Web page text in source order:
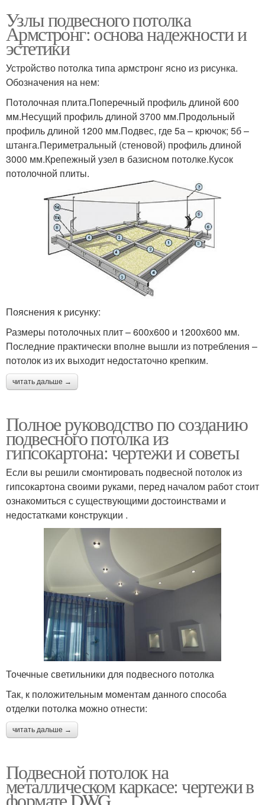
Узлы подвесного потолка
Армстронг: основа надежности и
эстетики
Устройство потолка типа армстронг ясно из рисунка.
Обозначения на нем:
Потолочная плита.Поперечный профиль длиной 600
мм.Несущий профиль длиной 3700 мм.Продольный
профиль длиной 1200 мм.Подвес, где 5а – крючок; 5б –
штанга.Периметральный (стеновой) профиль длиной
3000 мм.Крепежный узел в базисном потолке.Кусок
потолочной плиты.
Пояснения к рисунку:
Размеры потолочных плит – 600х600 и 1200х600 мм.
Последние практически вполне вышли из потребления –
потолок из их выходит недостаточно крепким.
читать дальше →
Полное руководство по созданию
подвесного потолка из
гипсокартона: чертежи и советы
Если вы решили смонтировать подвесной потолок из
гипсокартона своими руками, перед началом работ стоит
ознакомиться с существующими достоинствами и
недостатками конструкции .
Точечные светильники для подвесного потолка
Так, к положительным моментам данного способа
отделки потолка можно отнести:
читать дальше →
Подвесной потолок на
металлическом каркасе: чертежи в